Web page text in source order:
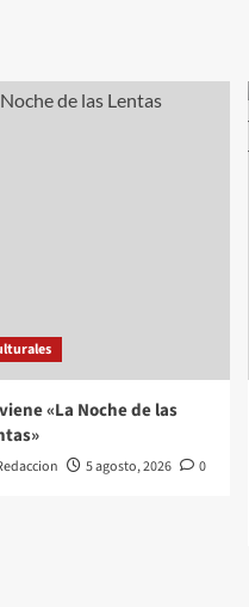
«La Noche de las
5 agosto, 2026 0